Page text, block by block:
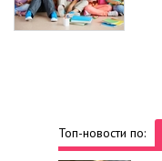
Топ-новости по: